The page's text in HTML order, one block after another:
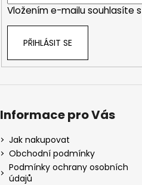
Vložením e-mailu souhlasíte s
PŘIHLÁSIT SE
Informace pro Vás
Jak nakupovat
Obchodní podmínky
Podmínky ochrany osobních
údajů